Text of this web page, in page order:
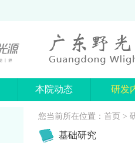
本院动态 研发
您当前所在位置： 首页 >
基础研究